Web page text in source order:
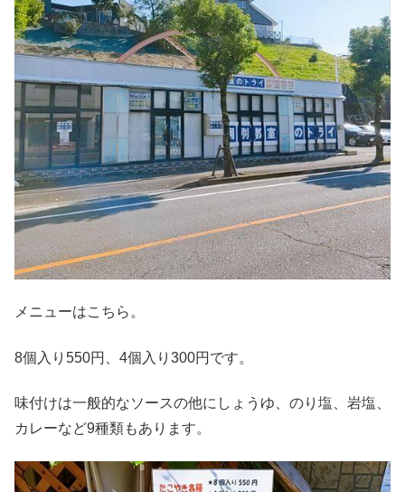
メニューはこちら。
8個入り550円、4個入り300円です。
味付けは一般的なソースの他にしょうゆ、のり塩、岩塩、
カレーなど9種類もあります。